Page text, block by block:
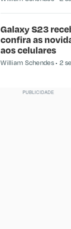
Galaxy S23
confira as
aos celulares
William Schendes 2